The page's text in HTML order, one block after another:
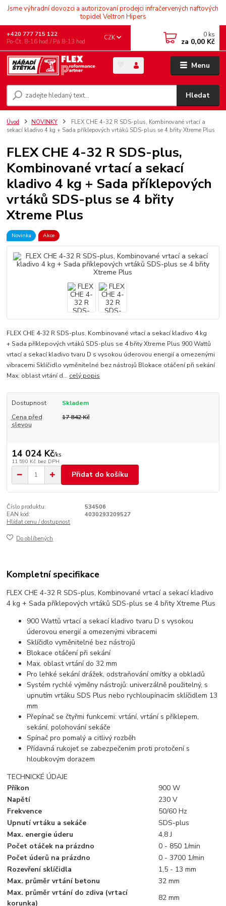
Jsme výhradní dovozci a autorizovaní prodejci infračervených naftových
topidel Veltron Hipers
Menu
CZK
Hledat
+420 777 715 122
Po-Čt, 8-16 hod./ Pá 8-13 hod.
0 ks
za 0,00 Kč
Úvod NOVINKY
FLEX CHE 4-32 R SDS-plus, Kombinované vrtací a
sekací kladivo 4 kg + Sada příklepových vrtáků SDS-plus se 4 břity Xtreme Plus
FLEX CHE 4-32 R SDS-plus,
Kombinované vrtací a sekací
kladivo 4 kg + Sada příklepových
vrtáků SDS-plus se 4 břity
Xtreme Plus
Novinka Akce
FLEX CHE 4-32 R SDS-plus, Kombinované vrtací a sekací kladivo 4 kg
+ Sada příklepových vrtáků SDS-plus se 4 břity Xtreme Plus 900 Wattů
vrtací a sekací kladivo tvaru D s vysokou úderovou energií a omezenými
vibracemi Sklíčidlo vyměnitelné bez nástrojů Blokace otáčení při sekání
Max. oblast vrtání d... celý popis
Dostupnost
Skladem
Cena před
slevou
17 842 Kč
14 024 Kč/ks
11 590 Kč bez DPH
Přidat do košíku
Číslo produktu:
534506
EAN kód:
4030293209527
Hlídat cenu / dostupnost
Do oblíbených
Kompletní specifikace
FLEX CHE 4-32 R SDS-plus, Kombinované vrtací a sekací kladivo
4 kg + Sada příklepových vrtáků SDS-plus se 4 břity Xtreme Plus
900 Wattů vrtací a sekací kladivo tvaru D s vysokou
úderovou energií a omezenými vibracemi
Sklíčidlo vyměnitelné bez nástrojů
Blokace otáčení při sekání
Max. oblast vrtání do 32 mm
Pro lehké sekání drážek, odstraňování omítky a obkladů
Systém rychlé výměny nástrojů: univerzálně použitelný, s
upnutím vrtáku SDS Plus nebo rychloupínacím sklíčidlem 13
mm
Přepínač se čtyřmi funkcemi: vrtání, vrtání s příklepem,
sekání, polohování sekáče
Spínač pro pomalý a citlivý rozběh
Přídavná rukojeť se zabezpečením proti protočení s
hloubkovým dorazem
TECHNICKÉ ÚDAJE
Příkon
900 W
Napětí
230 V
Frekvence
50/60 Hz
Upnutí vrtáku a sekáče
SDS-plus
Max. energie úderu
4,8 J
Počet otáček na prázdno
0 - 850 1/min
Počet úderů na prázdno
0 - 3700 1/min
Rozevření sklíčidla
1,5 - 13 mm
Max. průměr vrtání betonu
32 mm
Max. průměr vrtání do zdiva (vrtací
korunka)
82 mm